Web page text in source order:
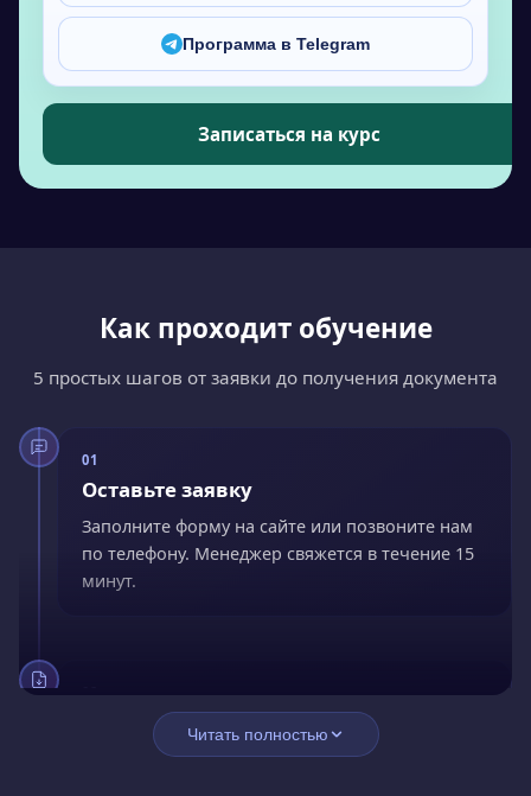
Программа в Telegram
Записаться на курс
Как проходит обучение
5 простых шагов от заявки до получения документа
01
Оставьте заявку
Заполните форму на сайте или позвоните нам
по телефону. Менеджер свяжется в течение 15
минут.
02
Заключите договор
Подпишите договор онлайн. Оплатите сразу со
Читать полностью